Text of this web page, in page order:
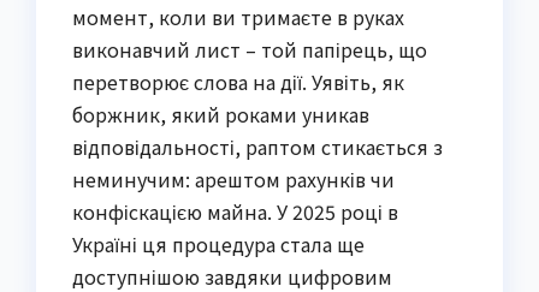
момент, коли ви тримаєте в руках
виконавчий лист – той папірець, що
перетворює слова на дії. Уявіть, як
боржник, який роками уникав
відповідальності, раптом стикається з
неминучим: арештом рахунків чи
конфіскацією майна. У 2025 році в
Україні ця процедура стала ще
доступнішою завдяки цифровим